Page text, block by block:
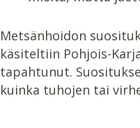
Metsänhoidon
käsiteltiin Pohjois-
tapahtunut.
kuinka tuhojen tai